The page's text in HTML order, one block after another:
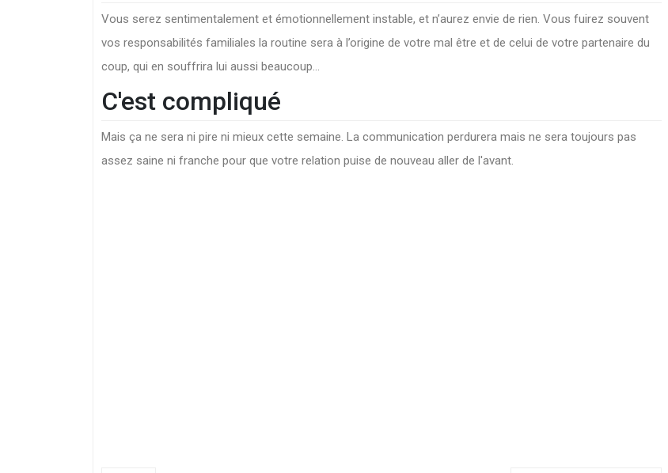
Vous serez sentimentalement et émotionnellement instable, et n’aurez envie de rien. Vous fuirez souvent
vos responsabilités familiales la routine sera à l’origine de votre mal être et de celui de votre partenaire du
coup, qui en souffrira lui aussi beaucoup...
C'est compliqué
Mais ça ne sera ni pire ni mieux cette semaine. La communication perdurera mais ne sera toujours pas
assez saine ni franche pour que votre relation puise de nouveau aller de l'avant.